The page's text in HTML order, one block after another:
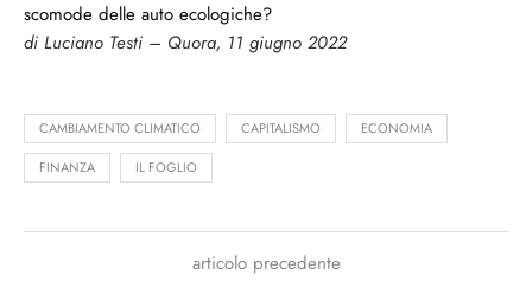
scomode delle auto ecologiche?
di Luciano Testi – Quora, 11 giugno 2022
CAMBIAMENTO CLIMATICO CAPITALISMO ECONOMIA
FINANZA IL FOGLIO
articolo precedente